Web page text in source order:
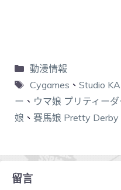
動漫情報
Cygames 、 Studio
ー 、 ウマ娘 プリティー
娘 、 賽馬娘 Pretty Derby
留言